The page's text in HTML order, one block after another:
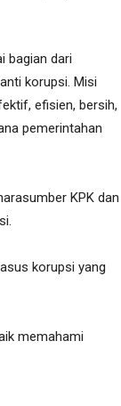
bagian dari
korupsi. Misi
efisien, bersih,
pemerintahan
KPK dan
korupsi yang
memahami